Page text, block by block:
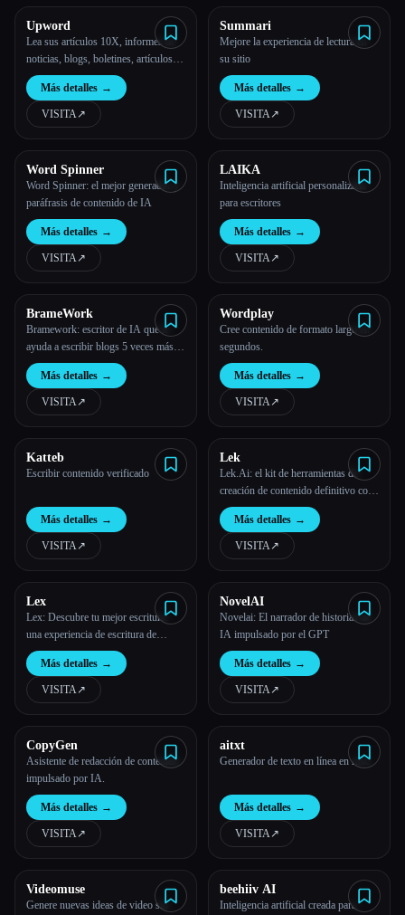
Upword
Lea sus artículos 10X, informes de
noticias, blogs, boletines, artículos
más rápido con IA
Más detalles →
VISITA↗︎
Summari
Mejore la experiencia de lectura en
su sitio
Más detalles →
VISITA↗︎
Word Spinner
Word Spinner: el mejor generador y
paráfrasis de contenido de IA
Más detalles →
VISITA↗︎
LAIKA
Inteligencia artificial personalizada
para escritores
Más detalles →
VISITA↗︎
BrameWork
Bramework: escritor de IA que te
ayuda a escribir blogs 5 veces más
rápido
Más detalles →
VISITA↗︎
Wordplay
Cree contenido de formato largo en
segundos.
Más detalles →
VISITA↗︎
Katteb
Escribir contenido verificado
Más detalles →
VISITA↗︎
Lek
Lek.Ai: el kit de herramientas de
creación de contenido definitivo con
tecnología de IA
Más detalles →
VISITA↗︎
Lex
Lex: Descubre tu mejor escritura:
una experiencia de escritura de
primera calidad.
Más detalles →
VISITA↗︎
NovelAI
Novelai: El narrador de historias de
IA impulsado por el GPT
Más detalles →
VISITA↗︎
CopyGen
Asistente de redacción de contenido
impulsado por IA.
Más detalles →
VISITA↗︎
aitxt
Generador de texto en línea en ruso
Más detalles →
VISITA↗︎
Videomuse
Genere nuevas ideas de video sin
beehiiv AI
Inteligencia artificial creada para